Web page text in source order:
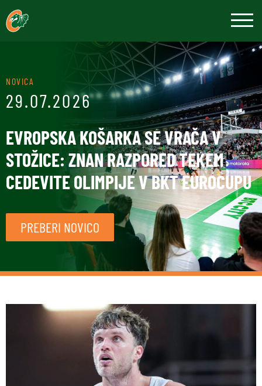
NOVICA
29.07.2026
EVROPSKA KOŠARKA SE VRAČA V
STOŽICE: ZNAN RAZPORED TEKEM
CEDEVITE OLIMPIJE V BKT EUROCUPU
PREBERI NOVICO